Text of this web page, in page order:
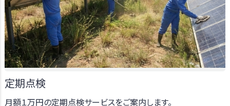
定期点検
月額１万円の定期点検サービスをご案内します。